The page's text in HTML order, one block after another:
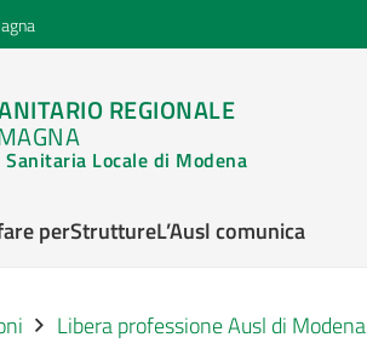
REGIONALE
Locale di Modena
perStruttureL’Ausl comunica
Libera professione Ausl di Modena